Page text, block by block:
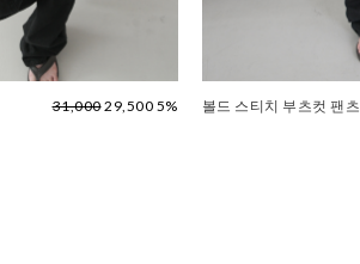
31,00029,500 5% 볼드 스티치 부츠컷 팬츠